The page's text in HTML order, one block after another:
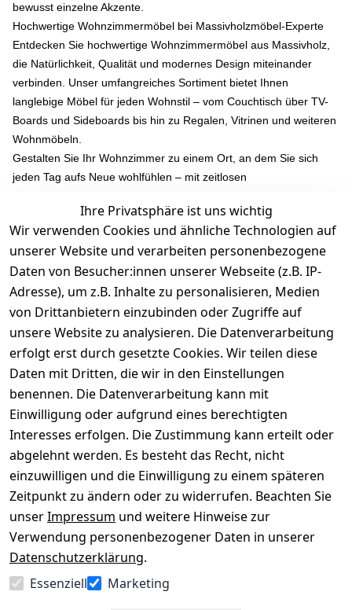
bewusst einzelne Akzente.
Hochwertige Wohnzimmermöbel bei Massivholzmöbel-Experte
Entdecken Sie hochwertige Wohnzimmermöbel aus Massivholz,
die Natürlichkeit, Qualität und modernes Design miteinander
verbinden. Unser umfangreiches Sortiment bietet Ihnen
langlebige Möbel für jeden Wohnstil – vom Couchtisch über TV-
Boards und Sideboards bis hin zu Regalen, Vitrinen und weiteren
Wohnmöbeln.
Gestalten Sie Ihr Wohnzimmer zu einem Ort, an dem Sie sich
jeden Tag aufs Neue wohlfühlen – mit zeitlosen
perfekt vereinen.Ihre Privatsphäre ist uns wichtig
Wir verwenden Cookies und ähnliche Technologien auf
unserer Website und verarbeiten personenbezogene
Daten von Besucher:innen unserer Webseite (z.B. IP-
Adresse), um z.B. Inhalte zu personalisieren, Medien
von Drittanbietern einzubinden oder Zugriffe auf
unsere Website zu analysieren. Die Datenverarbeitung
erfolgt erst durch gesetzte Cookies. Wir teilen diese
Daten mit Dritten, die wir in den Einstellungen
benennen. Die Datenverarbeitung kann mit
Einwilligung oder aufgrund eines berechtigten
Interesses erfolgen. Die Zustimmung kann erteilt oder
abgelehnt werden. Es besteht das Recht, nicht
einzuwilligen und die Einwilligung zu einem späteren
Zeitpunkt zu ändern oder zu widerrufen. Beachten Sie
unserImpressum und weitere Hinweise zur
Verwendung personenbezogener Daten in unserer
Datenschutzerklärung.
Essenziell
Marketing
Rechtliches
AGB
Impressum
Datenschutze
rklärung
Barrierefreihe
itserklärung
Widerrufsrec
ht
Über uns
Kontakt
Registrieren
Kataloge zum
Download
Pflege &
Kundendienst
Kiefermöbel
Hilfe
Wir
versenden
mit
Zahle
bequem per
Vertrag
widerrufen